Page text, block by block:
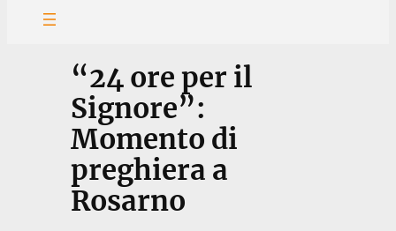
“24 ore per il
Signore”:
Momento di
preghiera a
Rosarno